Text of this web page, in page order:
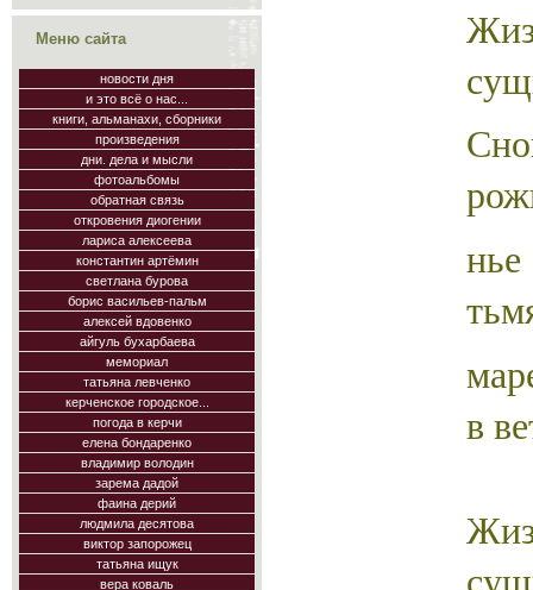
Меню сайта
новости дня
и это всё о нас...
книги, альманахи, сборники
произведения
дни. дела и мысли
фотоальбомы
обратная связь
откровения диогении
лариса алексеева
константин артёмин
светлана бурова
борис васильев-пальм
алексей вдовенко
айгуль бухарбаева
мемориал
татьяна левченко
керченское городское...
погода в керчи
елена бондаренко
владимир володин
зарема дадой
фаина дерий
людмила десятова
виктор запорожец
татьяна ищук
вера коваль
в